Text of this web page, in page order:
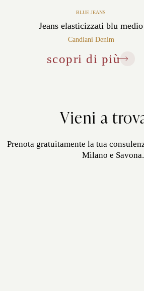
BLUE JEANS
Jeans elasticizzati blu medio
Candiani Denim
scopri di più
Vieni a
Prenota gratuitamente la tua
Milano e Savona.